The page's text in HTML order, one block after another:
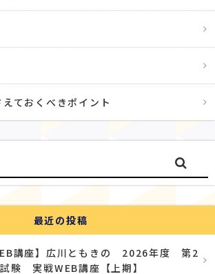
ておくべきポイント
最近の投稿
講座】広川ともきの 2026年度 第2
験 実戦WEB講座【上期】